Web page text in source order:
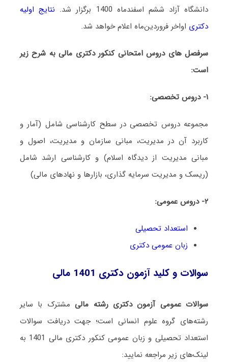
دانشگاه آزاد ششم اسفندماه 1400 برگزار شد.
نتایج اولیه
دکتری اواخر فروردین‌ماه اعلام خواهد شد.
سرفصل های دروس امتحانی کنکور دکتری مالی به شرح زیر
است:
۱- دروس تخصصی:
مجموعه دروس تخصصی در سطح کارشناسی شامل (آمار و
کاربرد آن در مدیریت، مبانی سازمان و مدیریت، اصول و
مبانی مدیریت از دیدگاه اسلام) و کارشناسی ارشد شامل
(ریسک و مدیریت سرمایه‎ گذاری، بازارها و نهادهای مالی)
۲- دروس عمومی:
استعداد تحصیلی
زبان عمومی دکتری
سوالات و کلید آزمون دکتری 1401 مالی
سوالات عمومی آزمون دکتری رشته مالیمشترک با سایر
رشته‌های گروه علوم انسانی است؛ جهت دریافت سوالات
استعداد تحصیلی و زبان عمومی کنکور دکتری مالی 1401 به
لینک‌های زیر مراجعه نمایید: